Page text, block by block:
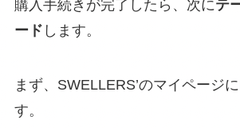
購入手続きが完了したら、次にテ
ード します。
まず、SWELLERS’のマイページ
す。